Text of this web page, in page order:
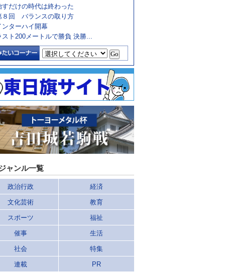
すだけの時代は終わった
８回 バランスの取り方
ンターハイ開幕
スト200メートルで勝負 決勝...
ャンル一覧
政治行政 経済
文化芸術 教育
スポーツ 福祉
催事 生活
社会 特集
連載 PR